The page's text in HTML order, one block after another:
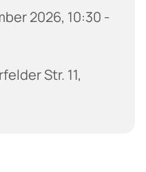
2026, 10:30 -
Str. 11,